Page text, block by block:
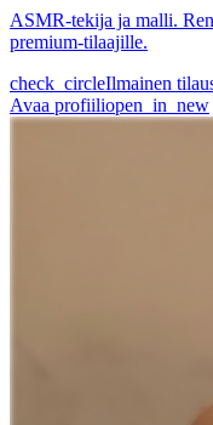
ASMR-tekija ja malli.
premium-tilaajille.
check_circleIlmainen
Avaa profiiliopen_in_new